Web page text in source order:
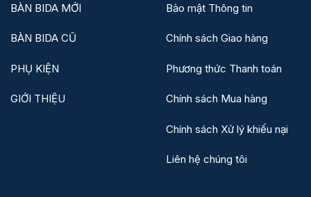
BÀN BIDA MỚI
BÀN BIDA CŨ
PHỤ KIỆN
GIỚI THIỆU
Bảo mật Thông tin
Chính sách Giao hàng
Phương thức Thanh toán
Chính sách Mua hàng
Chính sách Xử lý khiếu nại
Liên hệ chúng tôi